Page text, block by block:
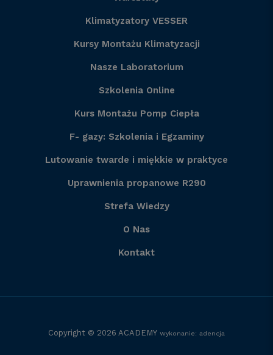
Klimatyzatory VESSER
Kursy Montażu Klimatyzacji
Nasze Laboratorium
Szkolenia Online
Kurs Montażu Pomp Ciepła
F- gazy: Szkolenia i Egzaminy
Lutowanie twarde i miękkie w praktyce
Uprawnienia propanowe R290
Strefa Wiedzy
O Nas
Kontakt
Copyright © 2026 ACADEMY Wykonanie: adencja